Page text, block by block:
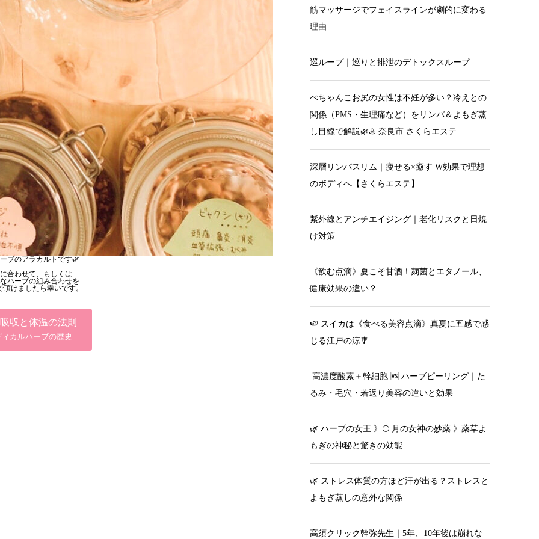
ブのアラカルトです🌿
合わせて、もしくは
ハーブの組み合わせを
頂けましたら幸いです。
収と体温の法則
カルハーブの歴史
筋マッサージでフェイスラインが劇的に変わる
理由
巡ループ｜巡りと排泄のデトックスループ
ぺちゃんこお尻の女性は不妊が多い？冷えとの
関係（PMS・生理痛など）をリンパ＆よもぎ蒸
し目線で解説🌿♨️ 奈良市 さくらエステ
深層リンパスリム｜痩せる×癒す W効果で理想
のボディへ【さくらエステ】
紫外線とアンチエイジング｜老化リスクと日焼
け対策
《飲む点滴》夏こそ甘酒！麹菌とエタノール、
健康効果の違い？
🍉 スイカは《食べる美容点滴》真夏に五感で感
じる江戸の涼🎐
高濃度酸素＋幹細胞 🆚 ハーブピーリング｜た
るみ・毛穴・若返り美容の違いと効果
🌿 ハーブの女王 》🌕 月の女神の妙薬 》薬草よ
もぎの神秘と驚きの効能
🌿 ストレス体質の方ほど汗が出る？ストレスと
よもぎ蒸しの意外な関係
高須クリック幹弥先生｜5年、10年後は崩れな